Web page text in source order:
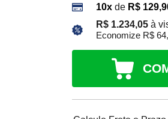
10x de R$
R$ 1.234,05à
Economize R$